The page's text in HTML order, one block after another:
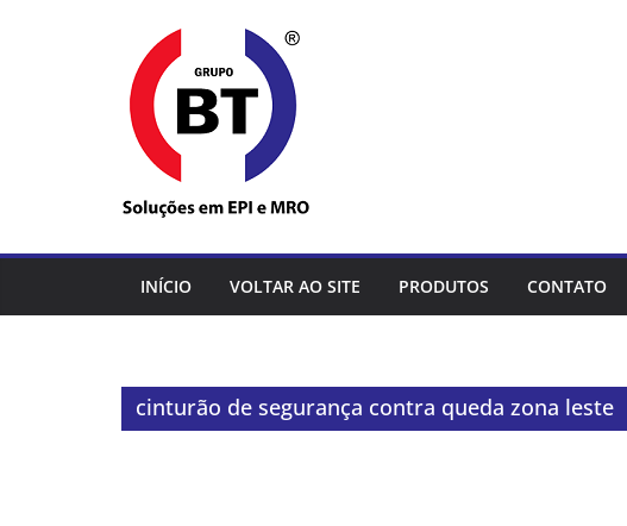
INÍCIO VOLTAR AO SITE PRODUTOS CONTATO
cinturão de segurança contra queda zona leste